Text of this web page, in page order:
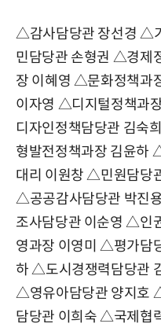
△감사담당관 장선경△
민담당관 손형권 △경제
장 이혜영 △문화정책과
이자영 △디지털정책과
디자인정책담당관 김숙
형발전정책과장 김윤하
대리 이원창△민원담당
△공공감사담당관 박진
조사담당관 이순영△인
영과장 이영미△평가담
하△도시경쟁력담당관
△영유아담당관 양지호
담당관 이희숙△국제협